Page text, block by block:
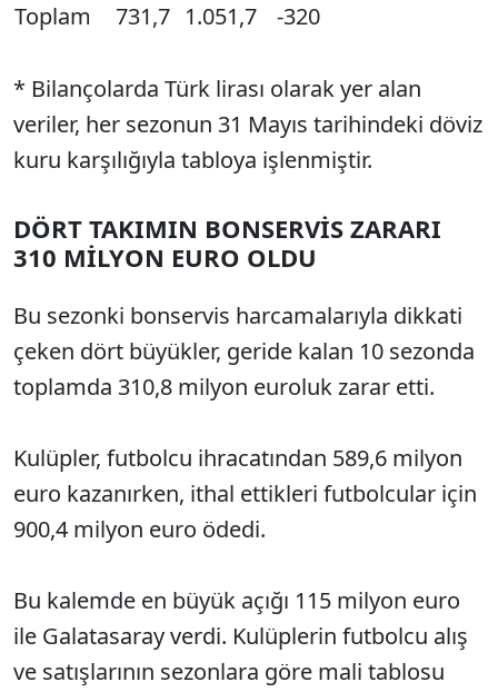
Toplam 731,7 1.051,7 -320
* Bilançolarda Türk lirası olarak yer alan
veriler, her sezonun 31 Mayıs tarihindeki döviz
kuru karşılığıyla tabloya işlenmiştir.
DÖRT TAKIMIN BONSERVİS ZARARI
310 MİLYON EURO OLDU
Bu sezonki bonservis harcamalarıyla dikkati
çeken dört büyükler, geride kalan 10 sezonda
toplamda 310,8 milyon euroluk zarar etti.
Kulüpler, futbolcu ihracatından 589,6 milyon
euro kazanırken, ithal ettikleri futbolcular için
900,4 milyon euro ödedi.
Bu kalemde en büyük açığı 115 milyon euro
ile Galatasaray verdi. Kulüplerin futbolcu alış
ve satışlarının sezonlara göre mali tablosu